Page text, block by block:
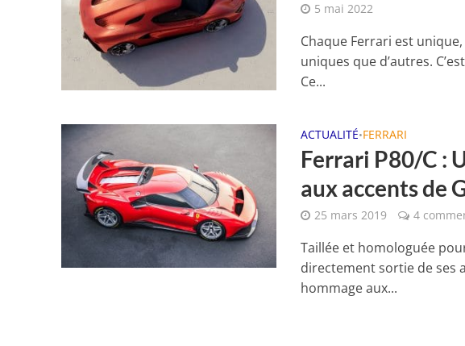
5 mai 2022
Chaque Ferrari est
uniques que d’autres.
Ce...
ACTUALITÉ•FERRARI
Ferrari P80/C :
aux accents de
25 mars 2019 4
Taillée et homologuée
directement sortie de ses
hommage aux...